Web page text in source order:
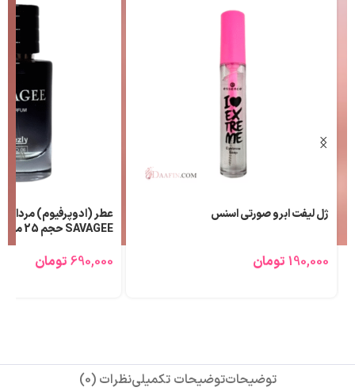
ژل لیفت ابرو صورتی اسنس
190,000 تومان
عطر (ادوپرفیوم) مردانه
SAVAGEE حجم 25 میلی لیتر
690,000 تومان
توضیحاتتوضیحات تکمیلینظرات (0)